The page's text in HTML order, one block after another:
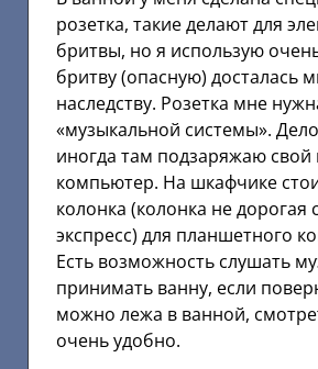
розетка, такие делают для
бритвы, но я использую
бритву (опасную) досталась
наследству. Розетка мне
«музыкальной системы».
иногда там подзаряжаю
компьютер. На шкафчике
колонка (колонка не дорогая
экспресс) для планшетного
Есть возможность слушать
принимать ванну, если
можно лежа в ванной,
очень удобно.